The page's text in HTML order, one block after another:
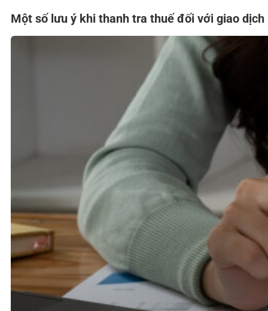
Một số lưu ý khi thanh tra thuế đối với giao